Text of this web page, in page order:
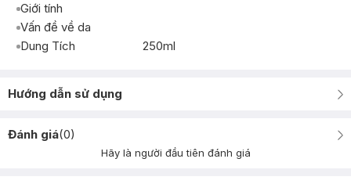
Giới tính
Vấn đề về da
Dung Tích
250ml
Hướng dẫn sử dụng
Đánh giá(0)
Hãy là người đầu tiên đánh giá